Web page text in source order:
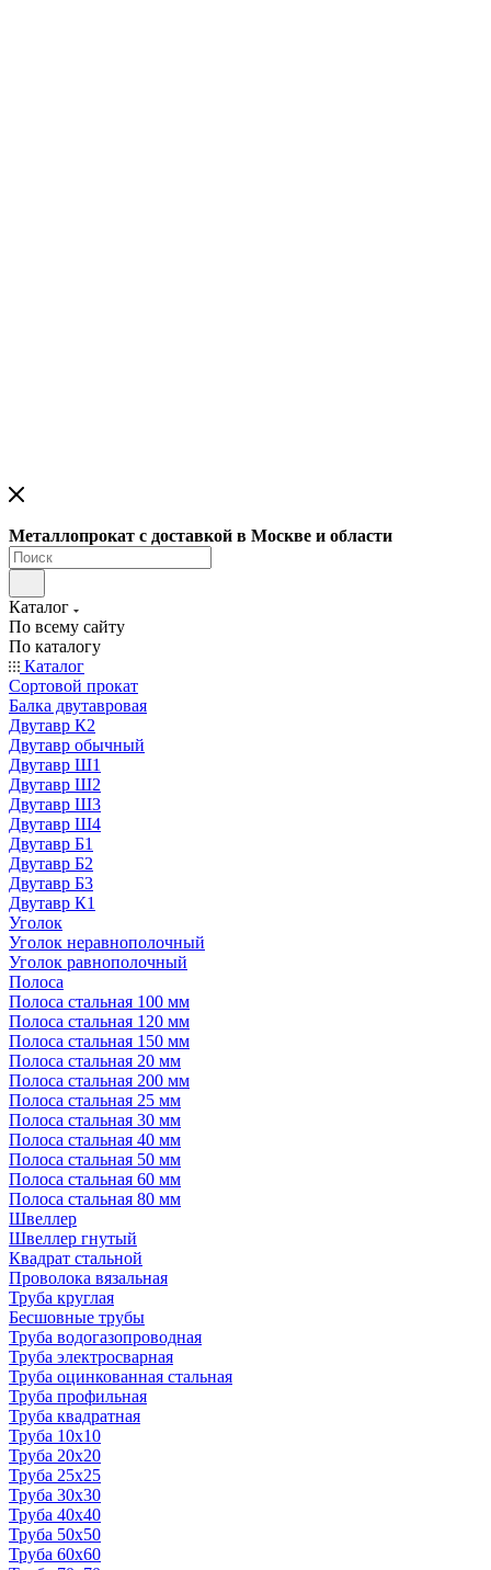
Металлопрокат с доставкой в Москве и области
Каталог
По всему сайту
По каталогу
Каталог
Сортовой прокат
Балка двутавровая
Двутавр К2
Двутавр обычный
Двутавр Ш1
Двутавр Ш2
Двутавр Ш3
Двутавр Ш4
Двутавр Б1
Двутавр Б2
Двутавр Б3
Двутавр К1
Уголок
Уголок неравнополочный
Уголок равнополочный
Полоса
Полоса стальная 100 мм
Полоса стальная 120 мм
Полоса стальная 150 мм
Полоса стальная 20 мм
Полоса стальная 200 мм
Полоса стальная 25 мм
Полоса стальная 30 мм
Полоса стальная 40 мм
Полоса стальная 50 мм
Полоса стальная 60 мм
Полоса стальная 80 мм
Швеллер
Швеллер гнутый
Квадрат стальной
Проволока вязальная
Труба круглая
Бесшовные трубы
Труба водогазопроводная
Труба электросварная
Труба оцинкованная стальная
Труба профильная
Труба квадратная
Труба 10x10
Труба 20x20
Труба 25x25
Труба 30x30
Труба 40x40
Труба 50x50
Труба 60x60